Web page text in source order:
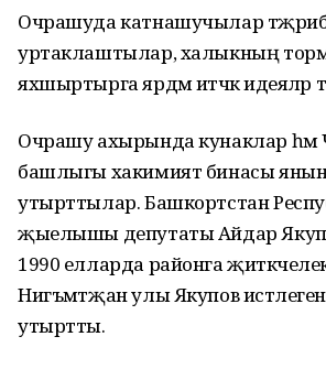
Очрашуда катнашучылар
уртаклаштылар, халыкның
яхшыртырга ярдәм итәчәк идеяләр
Очрашу ахырында кунаклар һәм
башлыгы хакимият бинасы
утырттылар. Башкортстан
җыелышы депутаты Айдар
1990 елларда районга җитәкчелек
Нигъмәтҗан улы Якупов
утыртты.